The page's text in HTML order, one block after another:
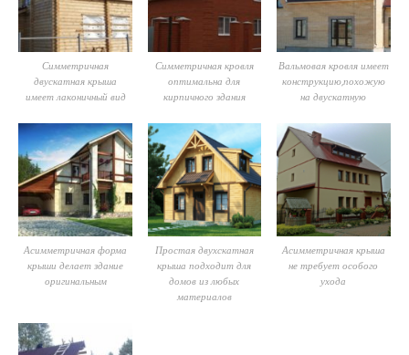
Симметричная
двускатная крыша
имеет лаконичный вид
Симметричная кровля
оптимальна для
кирпичного здания
Вальмовая кровля имеет
конструкцию,похожую
на двускатную
Асимметричная форма
крыши делает здание
оригинальным
Простая двухскатная
крыша подходит для
домов из любых
материалов
Асимметричная крыша
не требует особого
ухода